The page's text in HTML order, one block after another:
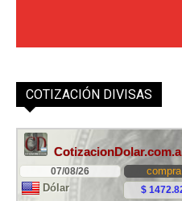
COTIZACIÓN DIVISAS